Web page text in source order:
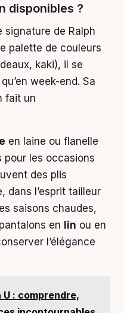
disponibles ?
signature de Ralph
palette de couleurs
kaki), il se
week-end. Sa
fait un
en laine ou flanelle
les occasions
des plis
dans l’esprit tailleur
saisons chaudes,
en lin ou en
l’élégance
: comprendre,